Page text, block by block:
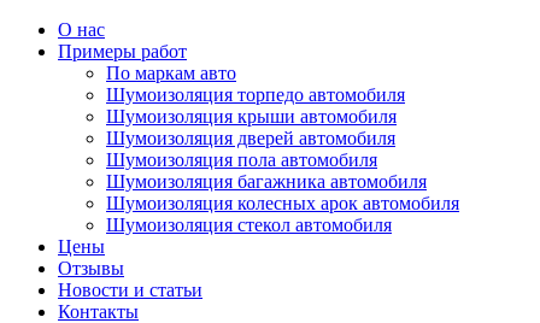
О нас
Примеры работ
По маркам авто
Шумоизоляция торпедо автомобиля
Шумоизоляция крыши автомобиля
Шумоизоляция дверей автомобиля
Шумоизоляция пола автомобиля
Шумоизоляция багажника автомобиля
Шумоизоляция колесных арок автомобиля
Шумоизоляция стекол автомобиля
Цены
Отзывы
Новости и статьи
Контакты